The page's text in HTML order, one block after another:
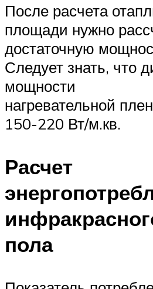
После расчета
площади нужно
достаточную
Следует знать, что
мощности
нагревательной
150-220 Вт/м.кв.
Расчет
пола